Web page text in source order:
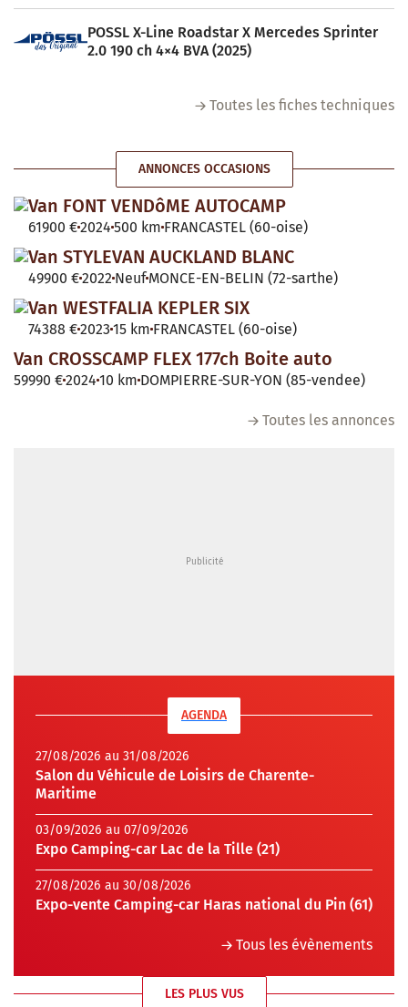
POSSL X-Line Roadstar X Mercedes Sprinter
2.0 190 ch 4×4 BVA (2025)
Toutes les fiches techniques
ANNONCES OCCASIONS
Van FONT VENDôME AUTOCAMP
61900 €2024 500 km FRANCASTEL (60-oise)
Van STYLEVAN AUCKLAND BLANC
49900 €2022 Neuf MONCE-EN-BELIN (72-sarthe)
Van WESTFALIA KEPLER SIX
74388 €2023 15 km FRANCASTEL (60-oise)
Van CROSSCAMP FLEX 177ch Boite auto
59990 €2024 10 km DOMPIERRE-SUR-YON (85-vendee)
Toutes les annonces
AGENDA
27/08/2026 au 31/08/2026
Salon du Véhicule de Loisirs de Charente-
Maritime
03/09/2026 au 07/09/2026
Expo Camping-car Lac de la Tille (21)
27/08/2026 au 30/08/2026
Expo-vente Camping-car Haras national du Pin (61)
Tous les évènements
LES PLUS VUS